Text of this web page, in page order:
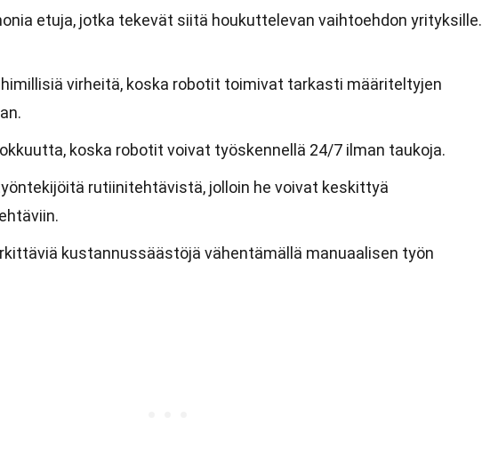
etuja, jotka tekevät siitä houkuttelevan vaihtoehdon yrityksille.
virheitä, koska robotit toimivat tarkasti määriteltyjen
koska robotit voivat työskennellä 24/7 ilman taukoja.
rutiinitehtävistä, jolloin he voivat keskittyä
kustannussäästöjä vähentämällä manuaalisen työn